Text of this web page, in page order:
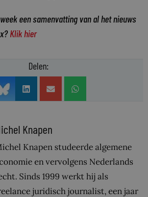
een samenvatting van al het nieuws
Klik hier
Delen:
Knapen
Knapen studeerde algemene
en vervolgens Nederlands
Sinds 1999 werkt hij als
juridisch journalist, een jaar